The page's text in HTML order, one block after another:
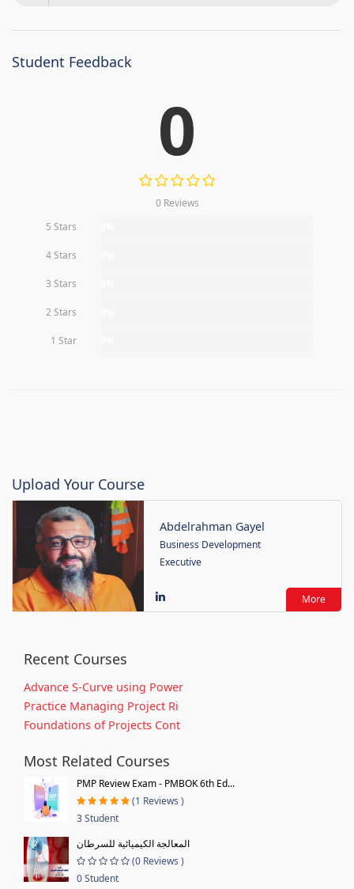
Student Feedback
0
0 Reviews
5 Stars
4 Stars
3 Stars
2 Stars
1 Star
Upload Your Course
Abdelrahman Gayel
Business Development
Executive
More
Recent Courses
Advance S-Curve using Power
Practice Managing Project Ri
Foundations of Projects Cont
Most Related Courses
PMP Review Exam - PMBOK 6th Ed...
(1 Reviews )
3 Student
المعالجة الكيميائية للسرطان
(0 Reviews )
0 Student